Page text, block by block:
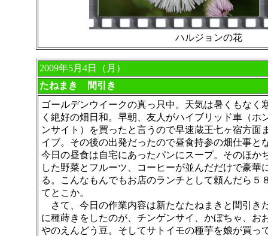
ハルジョンの花
2009年5月4日（月）
たねまき 間引き
ゴールデンウイークの真っ只中。天気は暑くもなく
く絶好の畑日和。早朝、友人がハイブリッド車（ホ
ンサイト）を買ったと言うので早速蔵王七ヶ宿方面
イブ。その後の出発だったので昼食持参の畑仕事と
今日の昼食は自宅にあったパンにスープ。そのほか
した野菜とフルーツ、コーヒーが並んだだけで豪華
る。こんなもんでもお店のランチとして頼んだら５
てとこか。
さて、今日の作業内容は新たなたねまきと間引き
に種蒔きをしたのが、チンゲンサイ、かぼちゃ、お
やのえんどう豆。そしてサトイモの種芋を娘が買っ